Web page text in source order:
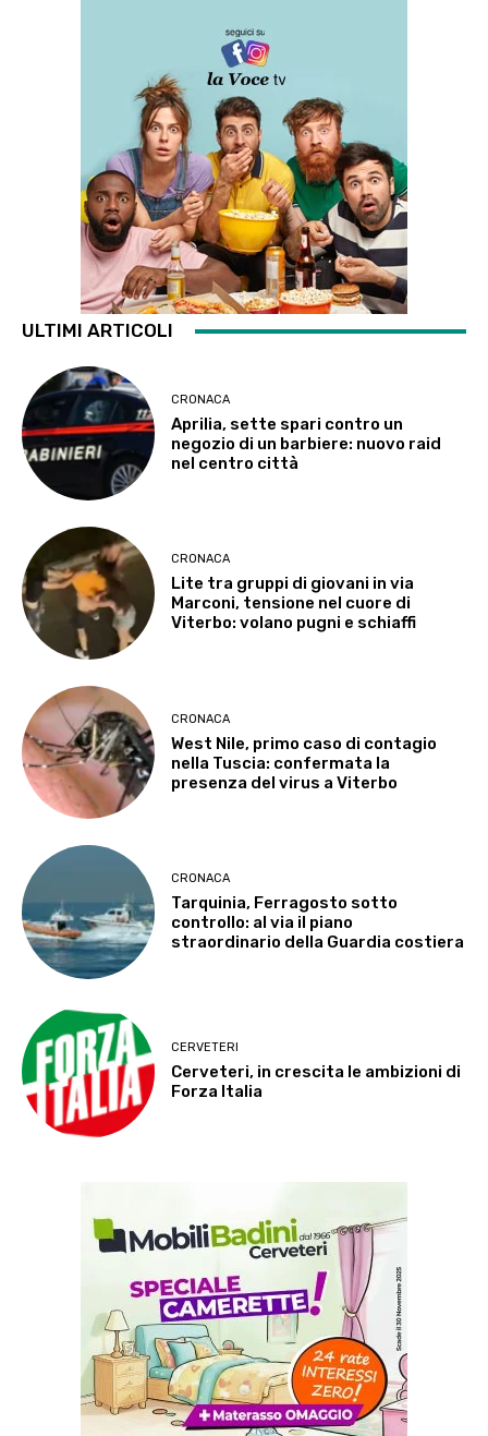
ULTIMI ARTICOLI
CRONACA
Aprilia, sette spari contro un
negozio di un barbiere: nuovo raid
nel centro città
CRONACA
Lite tra gruppi di giovani in via
Marconi, tensione nel cuore di
Viterbo: volano pugni e schiaffi
CRONACA
West Nile, primo caso di contagio
nella Tuscia: confermata la
presenza del virus a Viterbo
CRONACA
Tarquinia, Ferragosto sotto
controllo: al via il piano
straordinario della Guardia costiera
CERVETERI
Cerveteri, in crescita le ambizioni di
Forza Italia